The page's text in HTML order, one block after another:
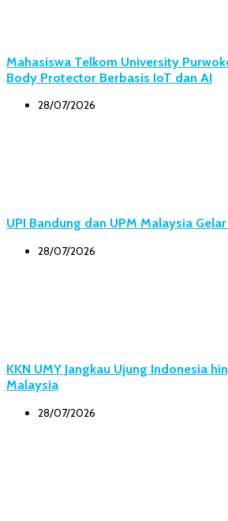
Mahasiswa Telkom University
Body Protector Berbasis IoT dan AI
28/07/2026
UPI Bandung dan UPM Malaysia
28/07/2026
KKN UMY Jangkau Ujung Indonesia
Malaysia
28/07/2026